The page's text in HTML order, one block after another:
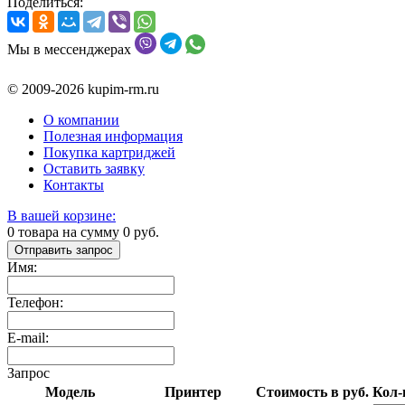
Мы в мессенджерах
© 2009-2026 kupim-rm.ru
О компании
Полезная информация
Покупка картриджей
Оставить заявку
Контакты
В вашей корзине:
0 товара на сумму 0 руб.
Отправить запрос
Имя:
Телефон:
E-mail:
Запрос
Модель
Принтер Стоимость в руб. Кол-